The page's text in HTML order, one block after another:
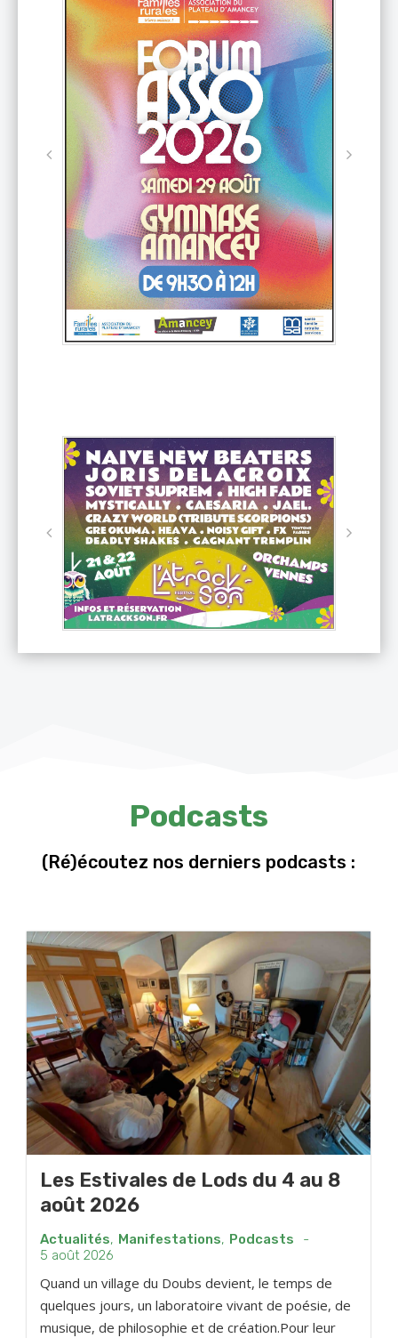
Podcasts
(Ré)écoutez nos derniers podcasts :
Les Estivales de Lods du 4 au 8
août 2026
Actualités, Manifestations, Podcasts
-
5 août 2026
Quand un village du Doubs devient, le temps de
quelques jours, un laboratoire vivant de poésie, de
musique, de philosophie et de création.Pour leur